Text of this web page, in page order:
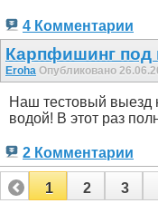
4 Комментарии
Карпфишинг под
Eroha Опубликовано
Наш тестовый выезд
водой! В этот раз
2 Комментарии
1 2 3